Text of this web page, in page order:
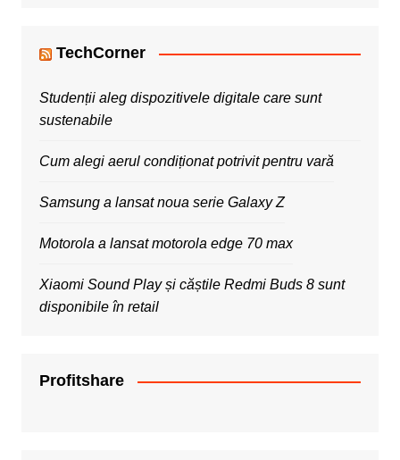
TechCorner
Studenții aleg dispozitivele digitale care sunt
sustenabile
Cum alegi aerul condiționat potrivit pentru vară
Samsung a lansat noua serie Galaxy Z
Motorola a lansat motorola edge 70 max
Xiaomi Sound Play și căștile Redmi Buds 8 sunt
disponibile în retail
Profitshare